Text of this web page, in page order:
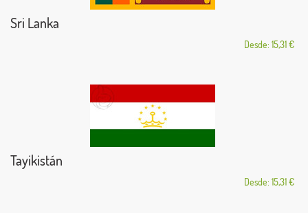
Sri Lanka
Desde: 15,31 €
Tayikistán
Desde: 15,31 €